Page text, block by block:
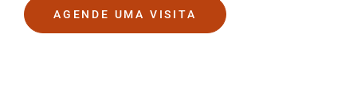
AGENDE UMA VISITA